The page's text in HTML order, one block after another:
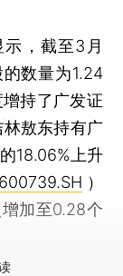
，截至3月
数量为1.24
持了广发证
敖东持有广
18.06%上升
600739.SH ）
加至0.28个